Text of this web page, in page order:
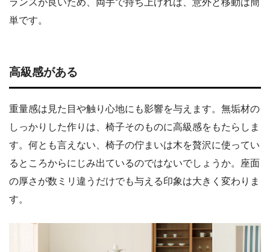
単です。
高級感がある
重量感は見た目や触り心地にも影響を与えます。無垢材の
しっかりした作りは、椅子そのものに高級感をもたらしま
す。何とも言えない、椅子の佇まいは木を贅沢に使ってい
るところからにじみ出ているのではないでしょうか。座面
の厚さが数ミリ違うだけでも与える印象は大きく変わりま
す。